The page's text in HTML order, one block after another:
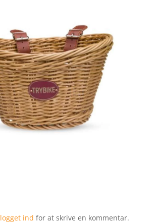
logget ind for at skrive en kommentar.